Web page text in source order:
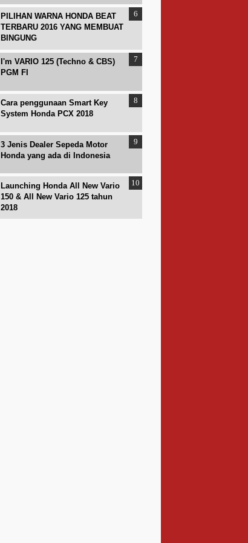
PILIHAN WARNA HONDA BEAT
TERBARU 2016 YANG MEMBUAT
BINGUNG
I'm VARIO 125 (Techno & CBS)
PGM FI
Cara penggunaan Smart Key
System Honda PCX 2018
3 Jenis Dealer Sepeda Motor
Honda yang ada di Indonesia
Launching Honda All New Vario
150 & All New Vario 125 tahun
2018